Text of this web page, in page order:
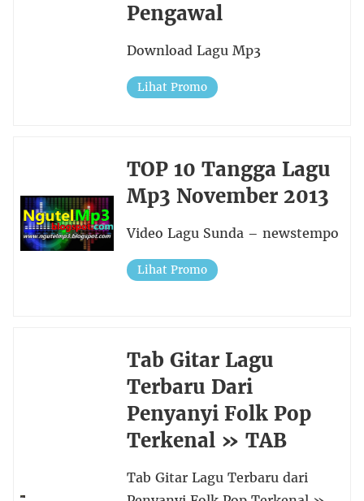
Pengawal
Download Lagu Mp3
Lihat Promo
TOP 10 Tangga Lagu
Mp3 November 2013
Video Lagu Sunda – newstempo
Lihat Promo
Tab Gitar Lagu
Terbaru Dari
Penyanyi Folk Pop
Terkenal » TAB
Tab Gitar Lagu Terbaru dari